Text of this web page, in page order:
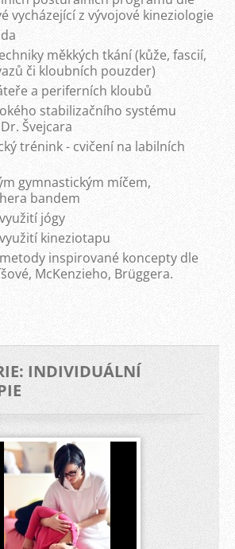
vycházející z vývojové kineziologie
měkkých tkání (kůže, fascií,
či kloubních pouzder)
a periferních kloubů
stabilizačního systému
Švejcara
trénink - cvičení na labilních
gymnastickým míčem,
bandem
jógy
kineziotapu
inspirované koncepty dle
McKenzieho, Brüggera.
INDIVIDUÁLNÍ